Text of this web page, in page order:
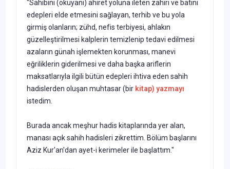
"Sahibini (okuyanı) ahiret yoluna ileten zahiri ve batini
edepleri elde etmesini sağlayan, terhib ve bu yola
girmiş olanların; zühd, nefis terbiyesi, ahlakın
güzelleştirilmesi kalplerin temizlenip tedavi edilmesi
azaların günah işlemekten korunması, manevi
eğriliklerin giderilmesi ve daha başka ariflerin
maksatlarıyla ilgili bütün edepleri ihtiva eden sahih
hadislerden oluşan muhtasar (bir kitap) yazmayı
istedim.
Burada ancak meşhur hadis kitaplarında yer alan,
manası açık sahih hadisleri zikrettim. Bölüm başlarını
Aziz Kur'an'dan ayet-i kerimeler ile başlattım."